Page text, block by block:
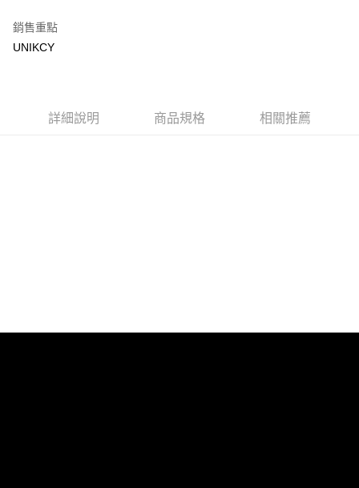
運送方式
7-11取貨付款［需3-5個工作天不含預購商品］
每筆NT$70，滿NT$499(含以上)免運費
銷售重點
UNIKCY
詳細說明 商品規格 相關推薦